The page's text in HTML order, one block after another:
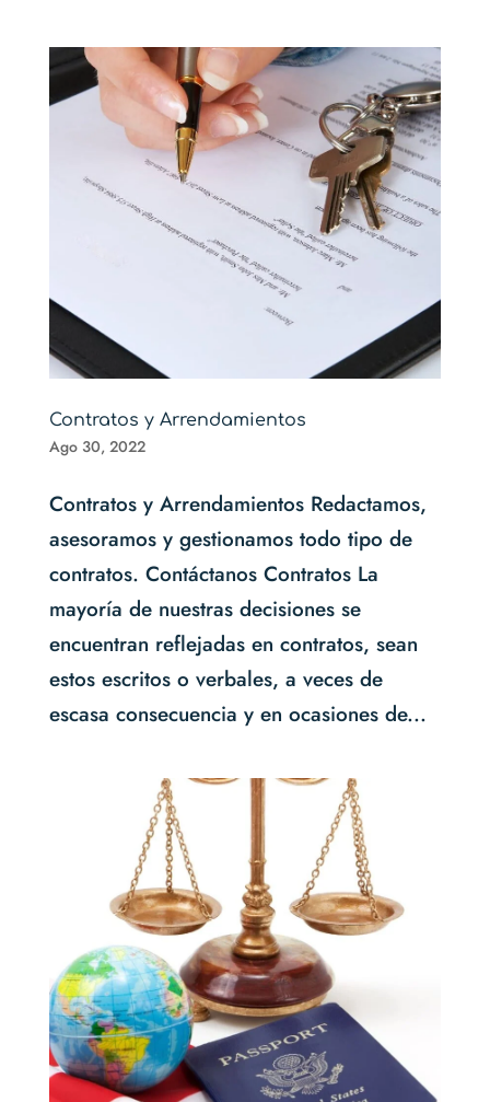
Contratos y Arrendamientos
Ago 30, 2022
Contratos y Arrendamientos Redactamos,
asesoramos y gestionamos todo tipo de
contratos. Contáctanos Contratos La
mayoría de nuestras decisiones se
encuentran reflejadas en contratos, sean
estos escritos o verbales, a veces de
escasa consecuencia y en ocasiones de...